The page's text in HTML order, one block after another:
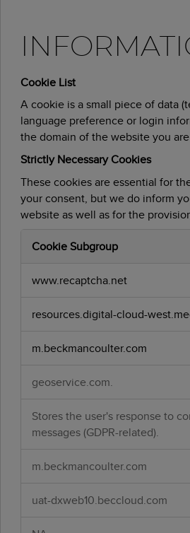
Cookie List
A cookie is a small piece of data
language preference or login
the domain of the website you
Strictly Necessary Cookies
These cookies are essential for
your consent, but we do inform
website as well as for the
Necessary
Cookie Subgroup
www.recaptcha.net
resources.digital-cloud-
m.beckmancoulter.com
geoservice.com.
Stores the user's response to
messages (GDPR-related).
m.beckmancoulter.com
uat-dxweb10.beccloud.com